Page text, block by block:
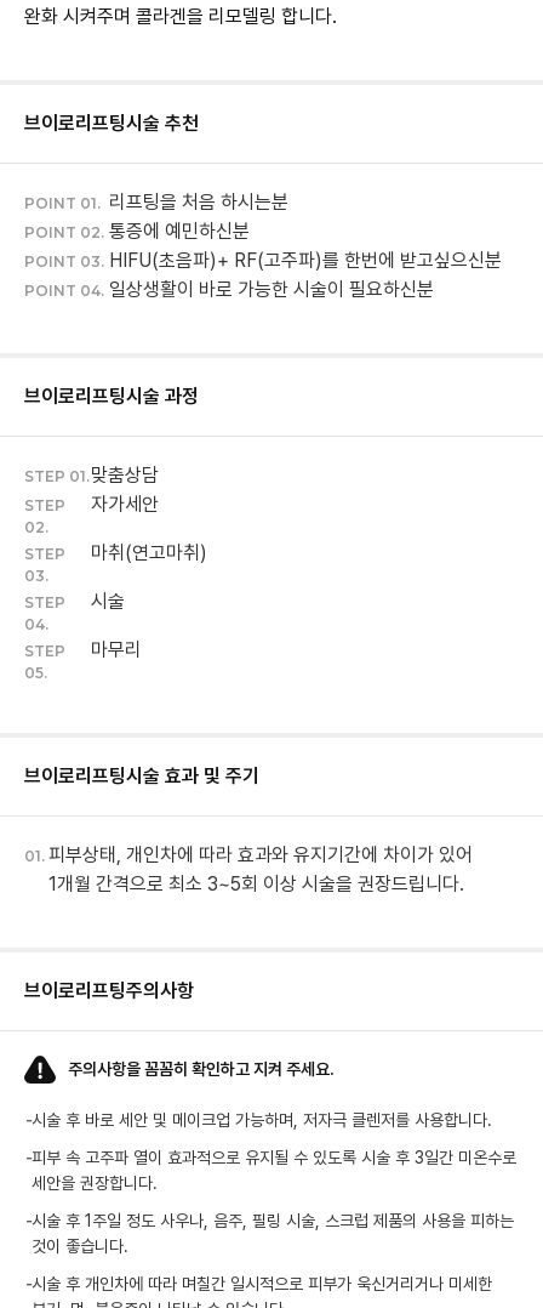
완화 시켜주며 콜라겐을 리모델링 합니다.
브이로리프팅시술 추천
POINT 01. 리프팅을 처음 하시는분
POINT 02. 통증에 예민하신분
POINT 03. HIFU(초음파)+ RF(고주파)를 한번에 받고싶으신분
POINT 04. 일상생활이 바로 가능한 시술이 필요하신분
브이로리프팅시술 과정
STEP 01.맞춤상담
STEP
02.
자가세안
STEP
03.
마취(연고마취)
STEP
04.
시술
STEP
05.
마무리
브이로리프팅시술 효과 및 주기
01. 피부상태, 개인차에 따라 효과와 유지기간에 차이가 있어
1개월 간격으로 최소 3~5회 이상 시술을 권장드립니다.
브이로리프팅주의사항
주의사항을 꼼꼼히 확인하고 지켜 주세요.
-시술 후 바로 세안 및 메이크업 가능하며, 저자극 클렌저를 사용합니다.
-피부 속 고주파 열이 효과적으로 유지될 수 있도록 시술 후 3일간 미온수로
세안을 권장합니다.
-시술 후 1주일 정도 사우나, 음주, 필링 시술, 스크럽 제품의 사용을 피하는
것이 좋습니다.
-시술 후 개인차에 따라 며칠간 일시적으로 피부가 욱신거리거나 미세한